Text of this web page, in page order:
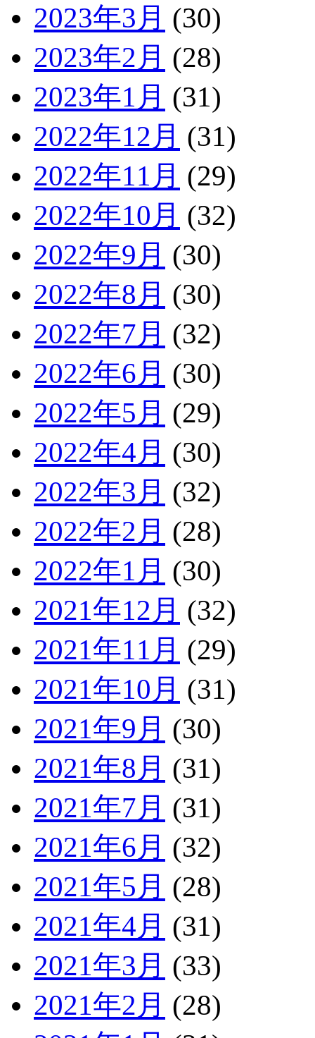
2023年3月 (30)
2023年2月 (28)
2023年1月 (31)
2022年12月 (31)
2022年11月 (29)
2022年10月 (32)
2022年9月 (30)
2022年8月 (30)
2022年7月 (32)
2022年6月 (30)
2022年5月 (29)
2022年4月 (30)
2022年3月 (32)
2022年2月 (28)
2022年1月 (30)
2021年12月 (32)
2021年11月 (29)
2021年10月 (31)
2021年9月 (30)
2021年8月 (31)
2021年7月 (31)
2021年6月 (32)
2021年5月 (28)
2021年4月 (31)
2021年3月 (33)
2021年2月 (28)